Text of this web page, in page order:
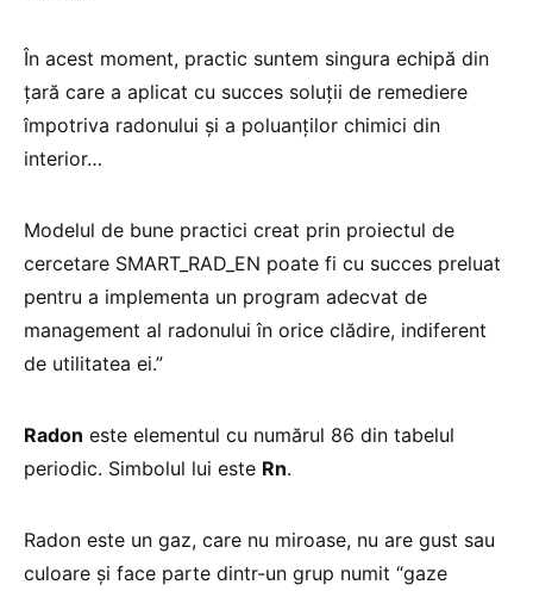
În acest moment, practic suntem singura echipă din
ţară care a aplicat cu succes soluţii de remediere
împotriva radonului şi a poluanţilor chimici din
interior…
Modelul de bune practici creat prin proiectul de
cercetare SMART_RAD_EN poate fi cu succes preluat
pentru a implementa un program adecvat de
management al radonului în orice clădire, indiferent
de utilitatea ei.”
Radon este elementul cu numărul 86 din tabelul
periodic. Simbolul lui este Rn.
Radon este un gaz, care nu miroase, nu are gust sau
culoare și face parte dintr-un grup numit “gaze